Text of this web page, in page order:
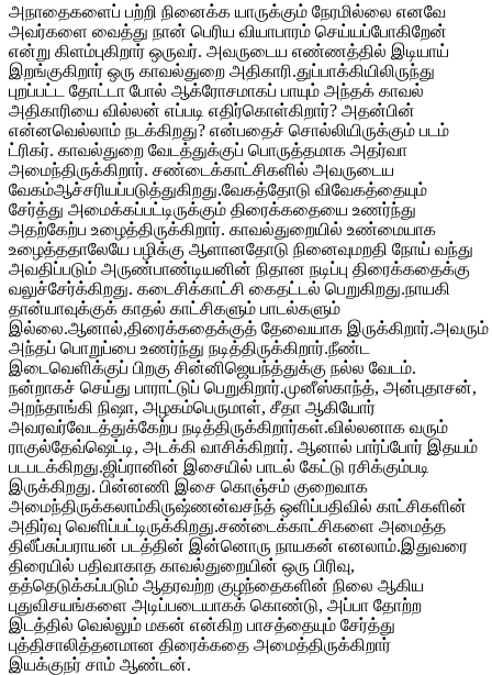
அநாதைகளைப் பற்றி நினைக்க யாருக்கும் நேரமில்லை எனவே
அவர்களை வைத்து நான் பெரிய வியாபாரம் செய்யப்போகிறேன்
என்று கிளம்புகிறார் ஒருவர். அவருடைய எண்ணத்தில் இடியாய்
இறங்குகிறார் ஒரு காவல்துறை அதிகாரி.துப்பாக்கியிலிருந்து
புறப்பட்ட தோட்டா போல் ஆக்ரோசமாகப் பாயும் அந்தக் காவல்
அதிகாரியை வில்லன் எப்படி எதிர்கொள்கிறார்? அதன்பின்
என்னவெல்லாம் நடக்கிறது? என்பதைச் சொல்லியிருக்கும் படம்
ட்ரிகர். காவல்துறை வேடத்துக்குப் பொருத்தமாக அதர்வா
அமைந்திருக்கிறார். சண்டைக்காட்சிகளில் அவருடைய
வேகம்ஆச்சரியப்படுத்துகிறது.வேகத்தோடு விவேகத்தையும்
சேர்த்து அமைக்கப்பட்டிருக்கும் திரைக்கதையை உணர்ந்து
அதற்கேற்ப உழைத்திருக்கிறார். காவல்துறையில் உண்மையாக
உழைத்ததாலேயே பழிக்கு ஆளானதோடு நினைவுமறதி நோய் வந்து
அவதிப்படும் அருண்பாண்டியனின் நிதான நடிப்பு திரைக்கதைக்கு
வலுச்சேர்க்கிறது. கடைசிக்காட்சி கைதட்டல் பெறுகிறது.நாயகி
தான்யாவுக்குக் காதல் காட்சிகளும் பாடல்களும்
இல்லை.ஆனால்,திரைக்கதைக்குத் தேவையாக இருக்கிறார்.அவரும்
அந்தப் பொறுப்பை உணர்ந்து நடித்திருக்கிறார்.நீண்ட
இடைவெளிக்குப் பிறகு சின்னிஜெயந்த்துக்கு நல்ல வேடம்.
நன்றாகச் செய்து பாராட்டுப் பெறுகிறார்.முனீஸ்காந்த், அன்புதாசன்,
அறந்தாங்கி நிஷா, அழகம்பெருமாள், சீதா ஆகியோர்
அவரவர்வேடத்துக்கேற்ப நடித்திருக்கிறார்கள்.வில்லனாக வரும்
ராகுல்தேவ்ஷெட்டி, அடக்கி வாசிக்கிறார். ஆனால் பார்ப்போர் இதயம்
படபடக்கிறது.ஜிப்ரானின் இசையில் பாடல் கேட்டு ரசிக்கும்படி
இருக்கிறது. பின்னணி இசை கொஞ்சம் குறைவாக
அமைந்திருக்கலாம்கிருஷ்ணன்வசந்த் ஒளிப்பதிவில் காட்சிகளின்
அதிர்வு வெளிப்பட்டிருக்கிறது.சண்டைக்காட்சிகளை அமைத்த
திலீப்சுப்பராயன் படத்தின் இன்னொரு நாயகன் எனலாம்.இதுவரை
திரையில் பதிவாகாத காவல்துறையின் ஒரு பிரிவு,
தத்தெடுக்கப்படும் ஆதரவற்ற குழந்தைகளின் நிலை ஆகிய
புதுவிசயங்களை அடிப்படையாகக் கொண்டு, அப்பா தோற்ற
இடத்தில் வெல்லும் மகன் என்கிற பாசத்தையும் சேர்த்து
புத்திசாலித்தனமான திரைக்கதை அமைத்திருக்கிறார்
இயக்குநர் சாம் ஆண்டன்.